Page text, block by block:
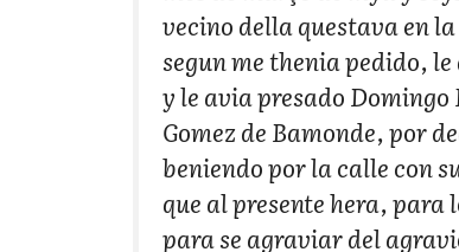
vecino della questava en
segun me thenia pedido,
y le avia presado
Gomez de Bamonde, por
beniendo por la calle con
que al presente hera, para
para se agraviar del